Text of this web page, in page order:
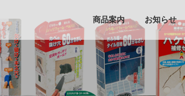
商品案内 お知らせ